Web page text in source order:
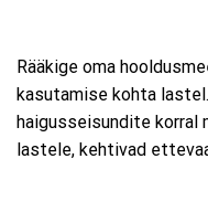
Rääkige oma
kasutamise kohta
haigusseisundite korral
lastele, kehtivad